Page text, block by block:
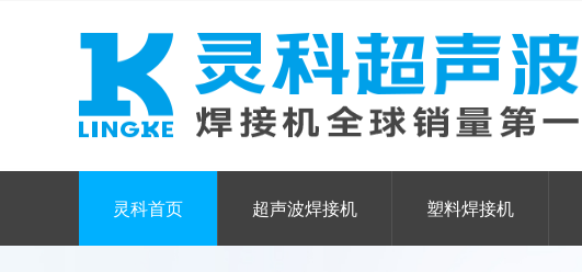
灵科首页 超声波焊接机 塑料焊接机